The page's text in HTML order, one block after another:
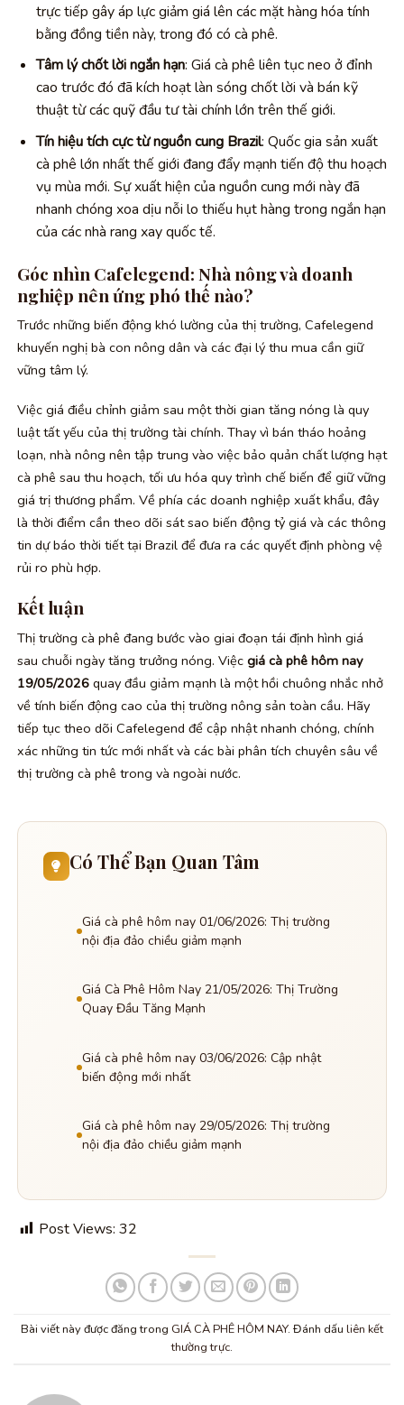
trực tiếp gây áp lực giảm giá lên các mặt hàng hóa tính
bằng đồng tiền này, trong đó có cà phê.
Tâm lý chốt lời ngắn hạn: Giá cà phê liên tục neo ở đỉnh
cao trước đó đã kích hoạt làn sóng chốt lời và bán kỹ
thuật từ các quỹ đầu tư tài chính lớn trên thế giới.
Tín hiệu tích cực từ nguồn cung Brazil: Quốc gia sản xuất
cà phê lớn nhất thế giới đang đẩy mạnh tiến độ thu hoạch
vụ mùa mới. Sự xuất hiện của nguồn cung mới này đã
nhanh chóng xoa dịu nỗi lo thiếu hụt hàng trong ngắn hạn
của các nhà rang xay quốc tế.
Góc nhìn Cafelegend: Nhà nông và doanh
nghiệp nên ứng phó thế nào?
Trước những biến động khó lường của thị trường, Cafelegend
khuyến nghị bà con nông dân và các đại lý thu mua cần giữ
vững tâm lý.
Việc giá điều chỉnh giảm sau một thời gian tăng nóng là quy
luật tất yếu của thị trường tài chính. Thay vì bán tháo hoảng
loạn, nhà nông nên tập trung vào việc bảo quản chất lượng hạt
cà phê sau thu hoạch, tối ưu hóa quy trình chế biến để giữ vững
giá trị thương phẩm. Về phía các doanh nghiệp xuất khẩu, đây
là thời điểm cần theo dõi sát sao biến động tỷ giá và các thông
tin dự báo thời tiết tại Brazil để đưa ra các quyết định phòng vệ
rủi ro phù hợp.
Kết luận
Thị trường cà phê đang bước vào giai đoạn tái định hình giá
sau chuỗi ngày tăng trưởng nóng. Việc giá cà phê hôm nay
19/05/2026 quay đầu giảm mạnh là một hồi chuông nhắc nhở
về tính biến động cao của thị trường nông sản toàn cầu. Hãy
tiếp tục theo dõi Cafelegend để cập nhật nhanh chóng, chính
xác những tin tức mới nhất và các bài phân tích chuyên sâu về
thị trường cà phê trong và ngoài nước.
Có Thể Bạn Quan Tâm
Giá cà phê hôm nay 01/06/2026: Thị trường
nội địa đảo chiều giảm mạnh
Giá Cà Phê Hôm Nay 21/05/2026: Thị Trường
Quay Đầu Tăng Mạnh
Giá cà phê hôm nay 03/06/2026: Cập nhật
biến động mới nhất
Giá cà phê hôm nay 29/05/2026: Thị trường
nội địa đảo chiều giảm mạnh
Post Views: 32
Bài viết này được đăng trong GIÁ CÀ PHÊ HÔM NAY. Đánh dấu liên kết
thường trực.